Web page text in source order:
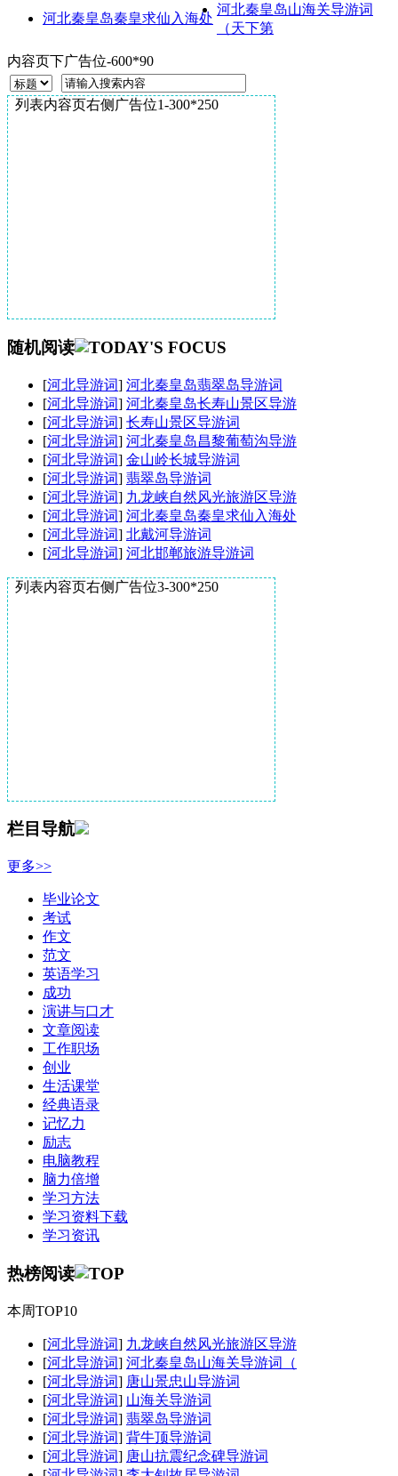
河北秦皇岛秦皇求仙入海处
河北秦皇岛山海关导游词
（天下第
内容页下广告位-600*90
列表内容页右侧广告位1-300*250
随机阅读
[河北导游词] 河北秦皇岛翡翠岛导游词
[河北导游词] 河北秦皇岛长寿山景区导游
[河北导游词] 长寿山景区导游词
[河北导游词] 河北秦皇岛昌黎葡萄沟导游
[河北导游词] 金山岭长城导游词
[河北导游词] 翡翠岛导游词
[河北导游词] 九龙峡自然风光旅游区导游
[河北导游词] 河北秦皇岛秦皇求仙入海处
[河北导游词] 北戴河导游词
[河北导游词] 河北邯郸旅游导游词
列表内容页右侧广告位3-300*250
栏目导航
更多>>
毕业论文
考试
作文
范文
英语学习
成功
演讲与口才
文章阅读
工作职场
创业
生活课堂
经典语录
记忆力
励志
电脑教程
脑力倍增
学习方法
学习资料下载
学习资讯
热榜阅读
本周TOP10
[河北导游词] 九龙峡自然风光旅游区导游
[河北导游词] 河北秦皇岛山海关导游词（
[河北导游词] 唐山景忠山导游词
[河北导游词] 山海关导游词
[河北导游词] 翡翠岛导游词
[河北导游词] 背牛顶导游词
[河北导游词] 唐山抗震纪念碑导游词